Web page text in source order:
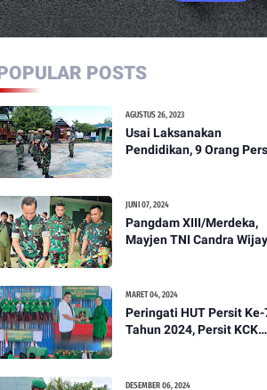
POSTS
AGUSTUS 26, 2023
Usai Laksanakan
Pendidikan, 9 Orang
Ikuti Apel Pagi Dan
Pengecekan
JUNI 07, 2024
Pangdam XIII/Merdeka,
Mayjen TNI Candra
MARET 04, 2024
Peringati HUT Persit Ke-
Tahun 2024, Persit KCK
Kesehatan Tentang
DESEMBER 06, 2024